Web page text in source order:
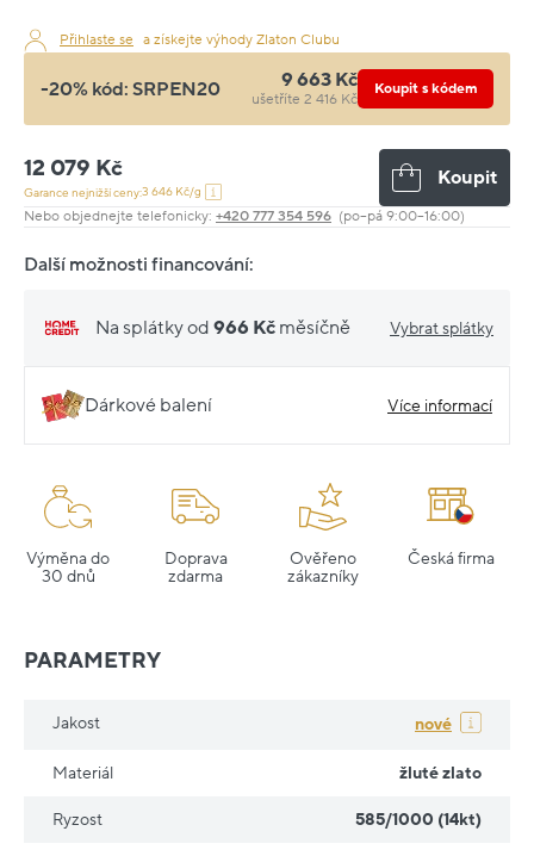
Přihlaste se a získejte výhody Zlaton Clubu
-20% kód: SRPEN20 9 663 Kč
ušetříte 2 416 Kč
Koupit s kódem
12 079 Kč
Garance nejnižší ceny:3 646 Kč/g
Koupit
Nebo objednejte telefonicky: +420 777 354 596 (po–pá 9:00–16:00)
Další možnosti financování:
Na splátky od 966 Kč měsíčně Vybrat splátky
Dárkové balení Více informací
Výměna do
30 dnů
Doprava
zdarma
Ověřeno
zákazníky
Česká firma
PARAMETRY
Jakost nové
Materiál žluté zlato
Ryzost 585/1000 (14kt)